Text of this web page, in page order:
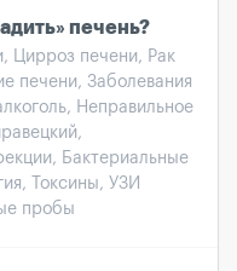
печень?
Цирроз печени, Рак
печени, Заболевания
Неправильное
Бактериальные
Токсины, УЗИ
пробы